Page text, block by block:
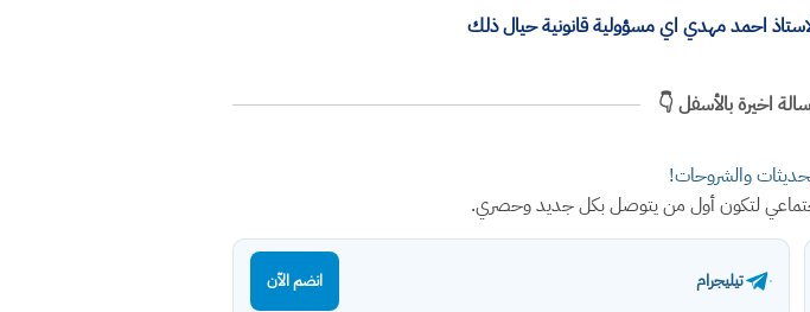
احمد مهدي اي مسؤولية قانونية حيال ذلك
اخيرة بالأسفل 👇
والشروحات!
لتكون أول من يتوصل بكل جديد وحصري.
تيليجرام انضم الآن